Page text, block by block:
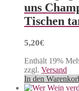
uns
Tischen
5,20€
Enthält 19%
zzgl. Versand
In den